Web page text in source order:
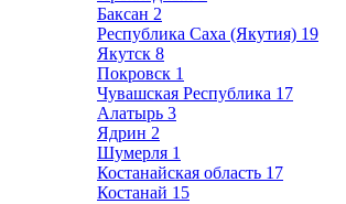
Баксан 2
Республика Саха (Якутия) 19
Якутск 8
Покровск 1
Чувашская Республика 17
Алатырь 3
Ядрин 2
Шумерля 1
Костанайская область 17
Костанай 15